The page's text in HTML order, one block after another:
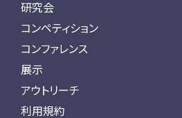
研究会
コンペティション
コンファレンス
展示
アウトリーチ
利用規約